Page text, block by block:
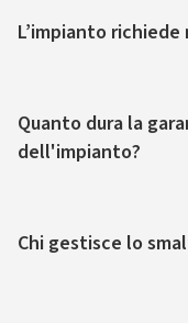
L’impianto
Quanto dura la
dell'impianto?
Chi gestisce lo